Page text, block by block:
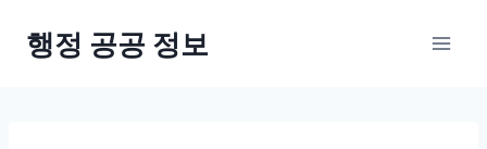
행정 공공 정보